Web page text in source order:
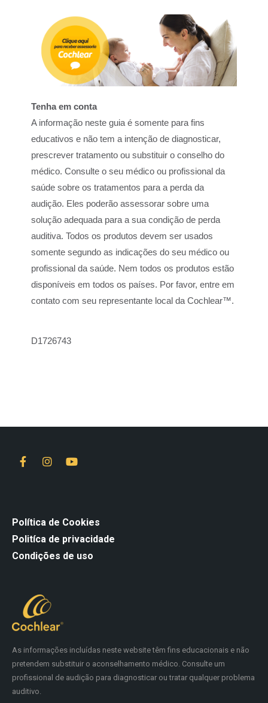
Tenha em conta
A informação neste guia é somente para fins
educativos e não tem a intenção de diagnosticar,
prescrever tratamento ou substituir o conselho do
médico. Consulte o seu médico ou profissional da
saúde sobre os tratamentos para a perda da
audição. Eles poderão assessorar sobre uma
solução adequada para a sua condição de perda
auditiva. Todos os produtos devem ser usados
somente segundo as indicações do seu médico ou
profissional da saúde. Nem todos os produtos estão
disponíveis em todos os países. Por favor, entre em
contato com seu representante local da Cochlear™.
D1726743
As informações incluídas neste website têm fins educacionais e não
pretendem substituir o aconselhamento médico. Consulte um
profissional de audição para diagnosticar ou tratar qualquer problema
auditivo.
Política de Cookies
Politíca de privacidade
Condições de uso